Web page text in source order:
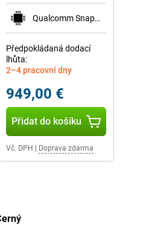
Qualcomm Snapdragon 8 Elite Gen 5 for Galaxy
Předpokládaná dodací
lhůta:
2–4 pracovní dny
949,00 €
Přidat do košíku
Vč. DPH Doprava zdarma